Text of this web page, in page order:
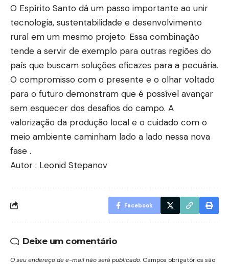
O Espírito Santo dá um passo importante ao unir
tecnologia, sustentabilidade e desenvolvimento
rural em um mesmo projeto. Essa combinação
tende a servir de exemplo para outras regiões do
país que buscam soluções eficazes para a pecuária.
O compromisso com o presente e o olhar voltado
para o futuro demonstram que é possível avançar
sem esquecer dos desafios do campo. A
valorização da produção local e o cuidado com o
meio ambiente caminham lado a lado nessa nova
fase .
Autor : Leonid Stepanov
Facebook
Deixe um comentário
O seu endereço de e-mail não será publicado. Campos obrigatórios são